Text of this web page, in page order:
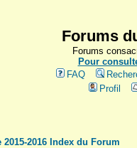
Forums
Forums
Pour
FAQ
Profil
2016 Index du Forum